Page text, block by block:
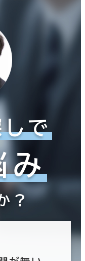
しで
み
？